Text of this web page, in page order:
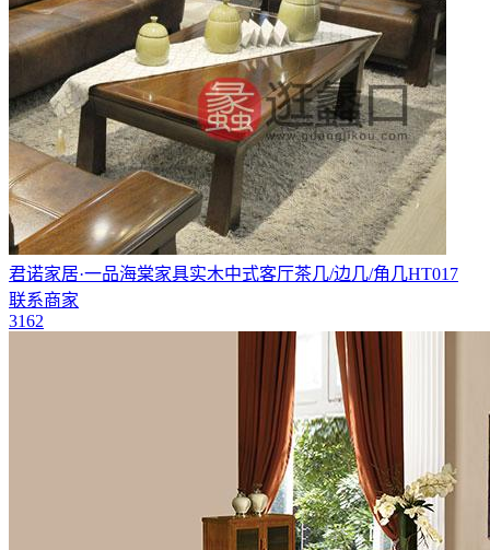
君诺家居·一品海棠家具实木中式客厅茶几/边几/角几HT017
联系商家
3162